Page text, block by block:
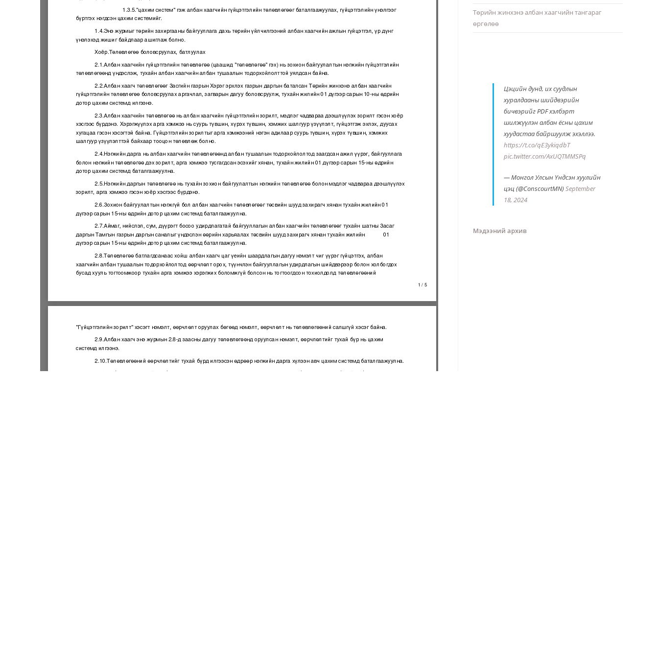
Төрийн жинхэнэ албан хаагчийн тангараг
өргөлөө
Цэцийн дунд, их суудлын
хуралдааны шийдвэрийн
бичвэрийг PDF хэлбэрт
шилжүүлэн албан ёсны цахим
хуудастаа байршуулж эхэллээ.
https://t.co/qE3ykiqdbT
pic.twitter.com/AxUQTMMSPq
— Монгол Улсын Үндсэн хуулийн
цэц (@ConscourtMN)September
18, 2024
Мэдээний архив